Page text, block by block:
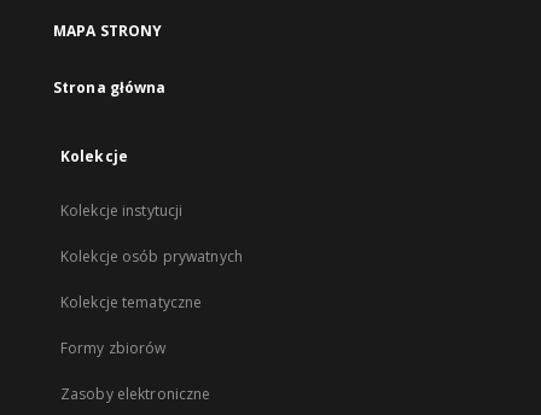
MAPA STRONY
Strona główna
Kolekcje
Kolekcje instytucji
Kolekcje osób prywatnych
Kolekcje tematyczne
Formy zbiorów
Zasoby elektroniczne